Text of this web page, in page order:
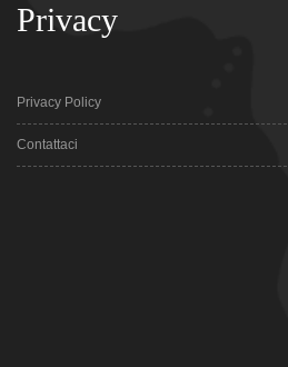
Privacy
Privacy Policy
Contattaci